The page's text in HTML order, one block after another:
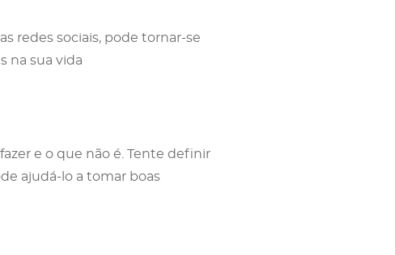
redes sociais, pode tornar-se
na sua vida
e o que não é. Tente definir
ajudá-lo a tomar boas